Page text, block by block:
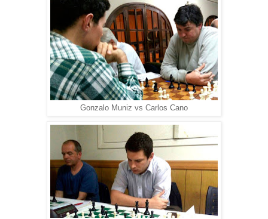
Gonzalo Muniz vs Carlos Cano